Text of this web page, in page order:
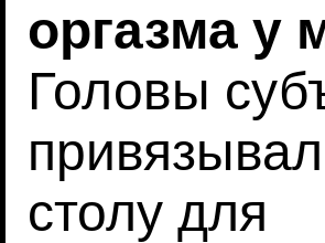
оргазма у
Головы
столу для